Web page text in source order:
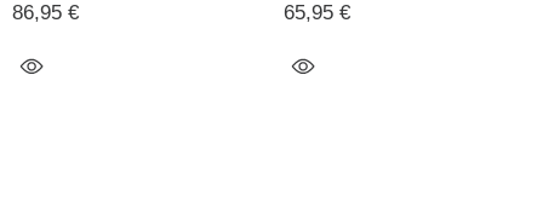
86,95 € 65,95 €